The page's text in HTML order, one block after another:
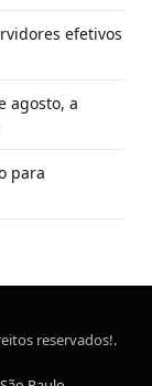
efetivos
agosto, a
para
reservados!.